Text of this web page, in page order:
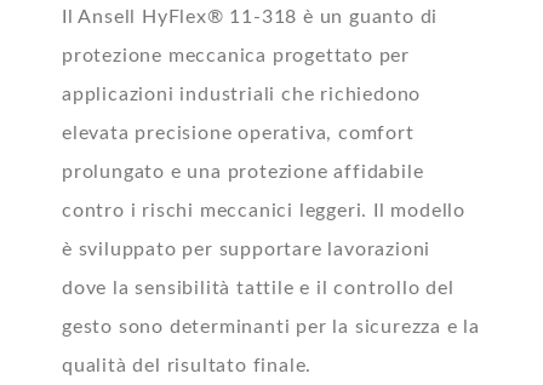
Il Ansell HyFlex® 11-318 è un guanto di
protezione meccanica progettato per
applicazioni industriali che richiedono
elevata precisione operativa, comfort
prolungato e una protezione affidabile
contro i rischi meccanici leggeri. Il modello
è sviluppato per supportare lavorazioni
dove la sensibilità tattile e il controllo del
gesto sono determinanti per la sicurezza e la
qualità del risultato finale.